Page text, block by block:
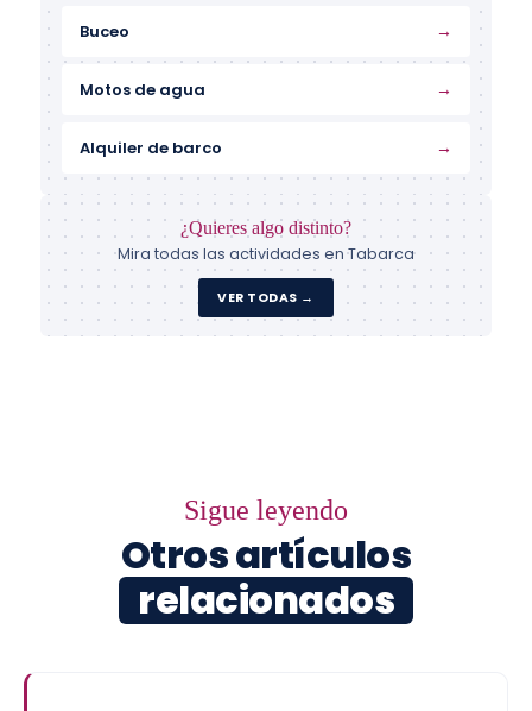
Buceo →
Motos de agua →
Alquiler de barco →
¿Quieres algo distinto?
Mira todas las actividades en Tabarca
VER TODAS →
Sigue leyendo
Otros artículos
relacionados